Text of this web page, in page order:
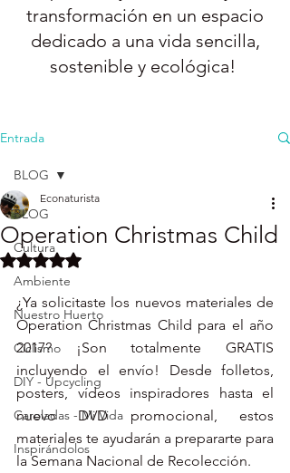
transformación en un espacio
dedicado a una vida sencilla,
sostenible y ecológica!
Entrada
BLOG
Cultura
Ambiente
Nuestro Huerto
Ciclismo
DIY - Upcycling
Caroladas - Mi Vida
Inspirándolos
BLOG
Operation Christmas Child
Econaturista
Obtuvo NaN de 5 estrellas.
¿Ya solicitaste los nuevos materiales de
Operation Christmas Child para el año
2017? ¡Son totalmente GRATIS
incluyendo el envío! Desde folletos,
posters, vídeos inspiradores hasta el
nuevo DVD promocional, estos
materiales te ayudarán a prepararte para
la Semana Nacional de Recolección.